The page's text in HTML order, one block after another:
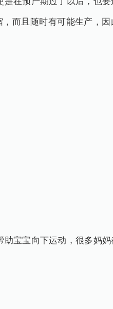
而且随时有可能生产，因
宝宝向下运动，很多妈妈